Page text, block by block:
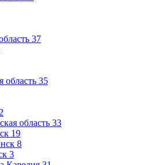
37
область 35
2
область 33
19
8
3